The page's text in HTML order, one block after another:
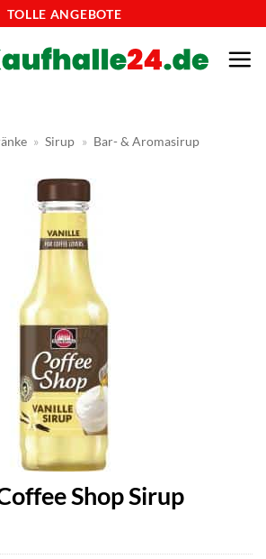
TOLLE ANGEBOTE
» Sirup » Bar- & Aromasirup
Shop Sirup